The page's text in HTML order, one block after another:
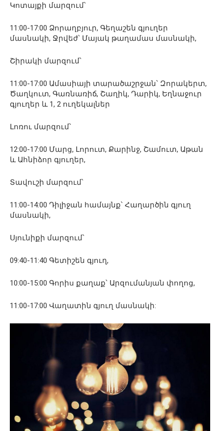
Կոտայքի մարզում՝
11:00-17:00 Ձորաղբյուր, Գեղաշեն գյուղեր
մասնակի, Ջրվեժ՝ Մայակ թաղամաս մասնակի,
Շիրակի մարզում՝
11:00-17:00 Ամասիայի տարածաշրջան՝ Զորակերտ,
Ծաղկուտ, Գառնառիճ, Շաղիկ, Դարիկ, Եղնաջուր
գյուղեր և 1, 2 ուղեկալներ
Լոռու մարզում՝
12:00-17:00 Մարց, Լորուտ, Քարինջ, Շամուտ, Աթան
և Ահնիձոր գյուղեր,
Տավուշի մարզում՝
11:00-14:00 Դիլիջան համայնք՝ Հաղարծին գյուղ
մասնակի,
Սյունիքի մարզում՝
09:40-11:40 Գետիշեն գյուղ,
10:00-15:00 Գորիս քաղաք՝ Արզումանյան փողոց,
11:00-17:00 Վաղատին գյուղ մասնակի: